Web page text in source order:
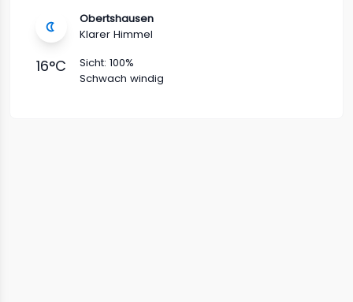
Obertshausen
Klarer Himmel
16°C Sicht: 100%
Schwach windig